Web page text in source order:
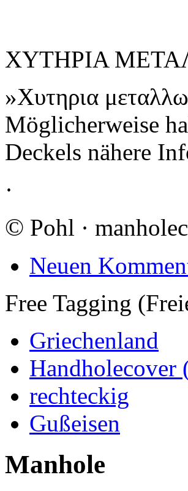
ΧΥΤΗΡΙΑ
»Χυτηρια
Möglicherweise
Deckels nähere
·
© Pohl ·
Neuen
Free Tagging
Griechenland
Handholecover
rechteckig
Gußeisen
Manhole